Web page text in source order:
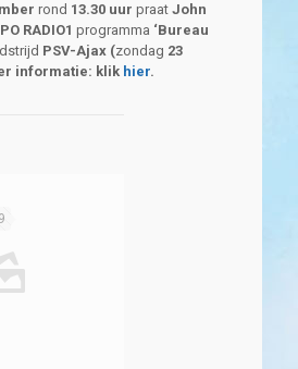
rond 13.30 uur praat John
RADIO1 programma ‘Bureau
PSV-Ajax (zondag 23
informatie: klik hier.